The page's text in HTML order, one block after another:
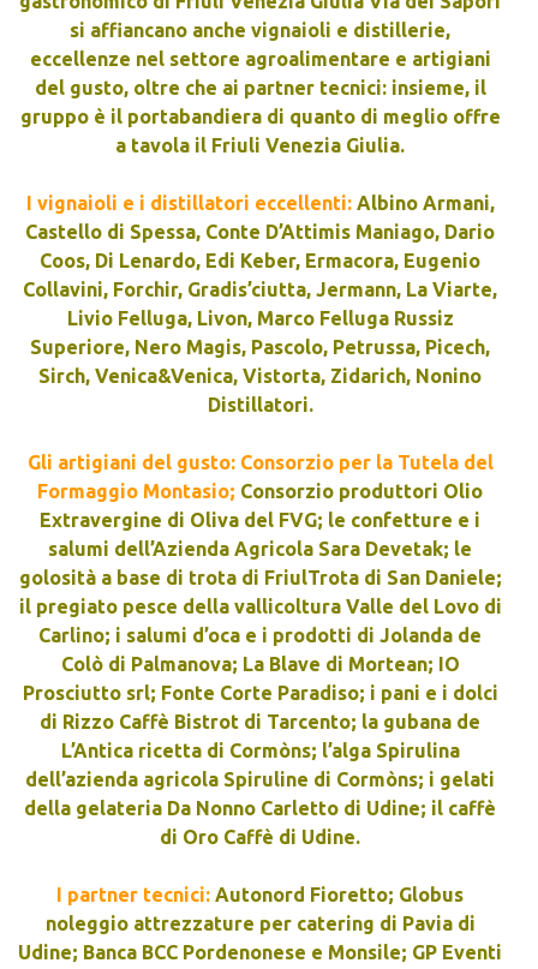
si affiancano anche vignaioli e distillerie,
eccellenze nel settore agroalimentare e artigiani
del gusto, oltre che ai partner tecnici: insieme, il
gruppo è il portabandiera di quanto di meglio offre
a tavola il Friuli Venezia Giulia.
I vignaioli e i distillatori eccellenti:Albino Armani,
Castello di Spessa, Conte D’Attimis Maniago, Dario
Coos, Di Lenardo, Edi Keber, Ermacora, Eugenio
Collavini, Forchir, Gradis’ciutta, Jermann, La Viarte,
Livio Felluga, Livon, Marco Felluga Russiz
Superiore, Nero Magis, Pascolo, Petrussa, Picech,
Sirch, Venica&Venica, Vistorta, Zidarich, Nonino
Distillatori.
Gli artigiani del gusto: Consorzio per la Tutela del
Formaggio Montasio; Consorzio produttori Olio
Extravergine di Oliva del FVG; le confetture e i
salumi dell’Azienda Agricola Sara Devetak; le
golosità a base di trota di FriulTrota di San Daniele;
il pregiato pesce della vallicoltura Valle del Lovo di
Carlino; i salumi d’oca e i prodotti di Jolanda de
Colò di Palmanova; La Blave di Mortean; IO
Prosciutto srl; Fonte Corte Paradiso; i pani e i dolci
di Rizzo Caffè Bistrot di Tarcento; la gubana de
L’Antica ricetta di Cormòns; l’alga Spirulina
dell’azienda agricola Spiruline di Cormòns; i gelati
della gelateria Da Nonno Carletto di Udine; il caffè
di Oro Caffè di Udine.
I partner tecnici: Autonord Fioretto; Globus
noleggio attrezzature per catering di Pavia di
Udine; Banca BCC Pordenonese e Monsile; GP Eventi